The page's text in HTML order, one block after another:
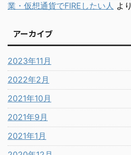
業・仮想通貨でFIREしたい人 より
アーカイブ
2023年11月
2022年2月
2021年10月
2021年9月
2021年1月